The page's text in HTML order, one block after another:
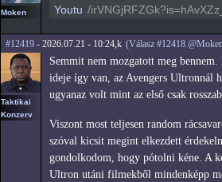
Moken
Youtu /
#12419 - 2026.07.21 - 10:24,k (Válasz #12418
Taktikai
Konzerv
Semmit nem mozgatott meg
ideje így van, az Avengers Ultronnál
ugyanaz volt mint az első csak
Viszont most teljesen random
szóval kicsit megint elkezdett
gondolkodom, hogy pótolni kéne. A
Ultron utáni filmekből mindenképp